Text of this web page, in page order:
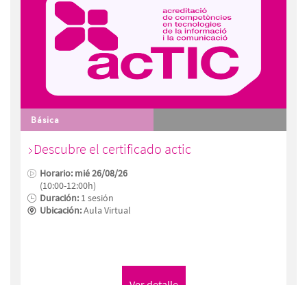
Básica
Descubre el certificado actic
Horario: mié 26/08/26
(10:00-12:00h)
Duración: 1 sesión
Ubicación:Aula Virtual